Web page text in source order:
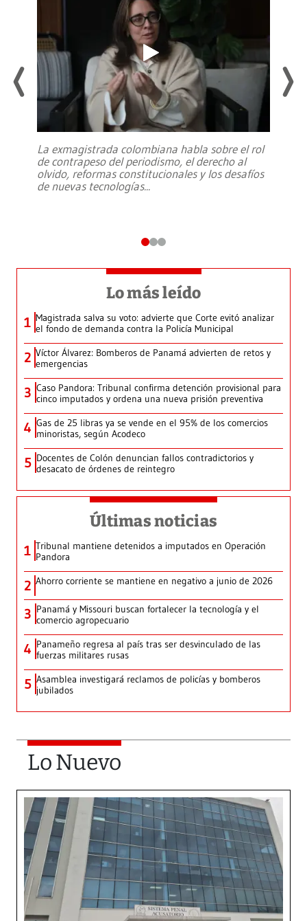
La exmagistrada colombiana habla sobre el rol
de contrapeso del periodismo, el derecho al
olvido, reformas constitucionales y los desafíos
de nuevas tecnologías...
Lo más leído
1 Magistrada salva su voto: advierte que Corte evitó analizar
el fondo de demanda contra la Policía Municipal
2 Víctor Álvarez: Bomberos de Panamá advierten de retos y
emergencias
3 Caso Pandora: Tribunal confirma detención provisional para
cinco imputados y ordena una nueva prisión preventiva
4 Gas de 25 libras ya se vende en el 95% de los comercios
minoristas, según Acodeco
5 Docentes de Colón denuncian fallos contradictorios y
desacato de órdenes de reintegro
Últimas noticias
1 Tribunal mantiene detenidos a imputados en Operación
Pandora
2 Ahorro corriente se mantiene en negativo a junio de 2026
3 Panamá y Missouri buscan fortalecer la tecnología y el
comercio agropecuario
4 Panameño regresa al país tras ser desvinculado de las
fuerzas militares rusas
5 Asamblea investigará reclamos de policías y bomberos
jubilados
Lo Nuevo